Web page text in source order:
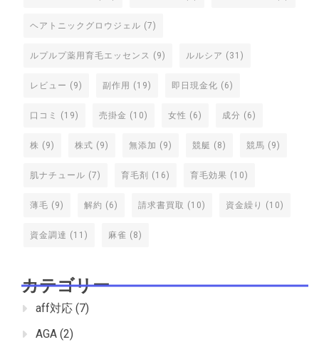
ヘアトニックグロウジェル (7)
ルプルプ薬用育毛エッセンス (9) ルルシア (31)
レビュー (9) 副作用 (19) 即日現金化 (6)
口コミ (19) 売掛金 (10) 女性 (6) 成分 (6)
株 (9) 株式 (9) 無添加 (9) 競艇 (8) 競馬 (9)
肌ナチュール (7) 育毛剤 (16) 育毛効果 (10)
薄毛 (9) 解約 (6) 請求書買取 (10) 資金繰り (10)
資金調達 (11) 麻雀 (8)
カテゴリー
aff対応 (7)
AGA (2)